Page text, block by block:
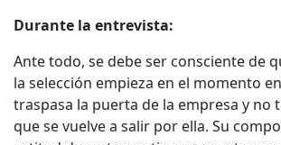
Durante la entrevista:
Ante todo, se debe ser consciente de
la selección empieza en el momento
traspasa la puerta de la empresa y no
que se vuelve a salir por ella. Su